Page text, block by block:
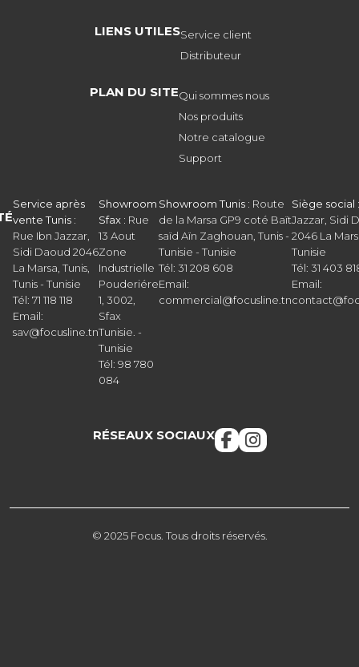
LIENS UTILESService client
Distributeur
PLAN DU SITEQui sommes nous
Nos produits
Notre catalogue
Support
Service après
vente Tunis :
Rue Ibn Jazzar,
Sidi Daoud 2046
La Marsa, Tunis,
Tunis - Tunisie
Tél: 71 118 118
Email:
sav@focusline.tn
Showroom
Sfax : Rue
13 Aout
Zone
Industrielle
Pouderiére
1, 3002,
Sfax
Tunisie. -
Tunisie
Tél: 98 780
084
Showroom Tunis : Route
de la Marsa GP9 coté Baït
saïd Aïn Zaghouan, Tunis -
Tunisie - Tunisie
Tél: 31 208 608
Email:
commercial@focusline.tn
Siège social :
Jazzar, Sidi
2046 La
Tunisie
Tél: 31 403
Email:
RÉSEAUX SOCIAUX
© 2025 Focus. Tous droits réservés.